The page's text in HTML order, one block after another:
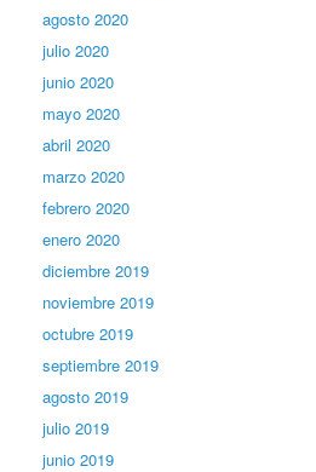
agosto 2020
julio 2020
junio 2020
mayo 2020
abril 2020
marzo 2020
febrero 2020
enero 2020
diciembre 2019
noviembre 2019
octubre 2019
septiembre 2019
agosto 2019
julio 2019
junio 2019